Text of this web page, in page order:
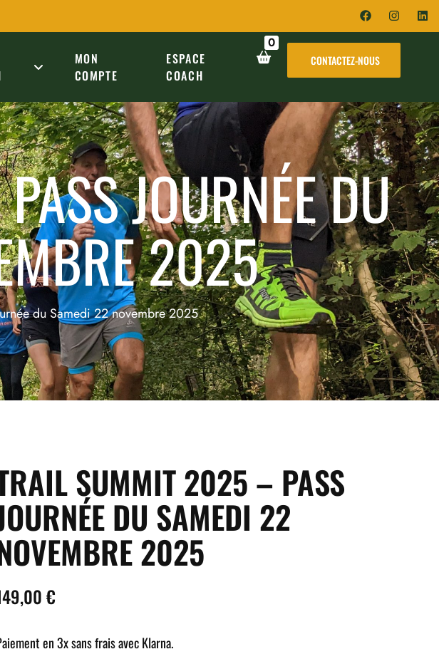
MON
COMPTE
ESPACE
COACH
0
CONTACTEZ-NOUS
JOURNÉE DU
2025
du Samedi 22 novembre 2025
SUMMIT 2025 – PASS
DU SAMEDI 22
2025
€
en 3x sans frais avec Klarna.